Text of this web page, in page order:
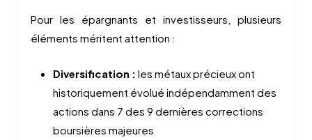
Pour les épargnants et investisseurs, plusieurs
éléments méritent attention :
Diversification : les métaux précieux ont
historiquement évolué indépendamment des
actions dans 7 des 9 dernières corrections
boursières majeures